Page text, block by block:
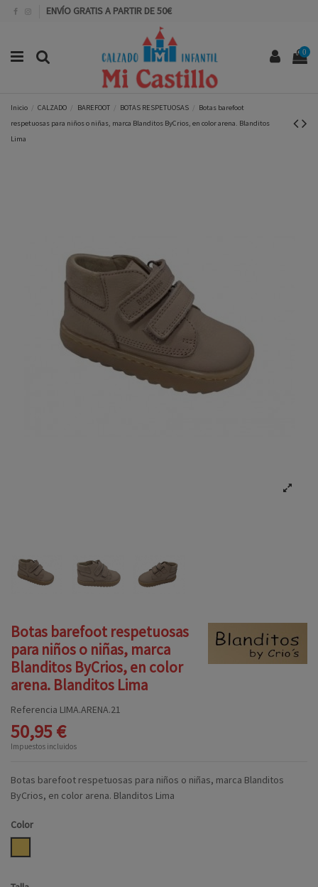
ENVÍO GRATIS A PARTIR DE 50€
0
Inicio CALZADO BAREFOOT BOTAS RESPETUOSAS
Botas barefoot
respetuosas para niños o niñas, marca Blanditos ByCrios, en color arena. Blanditos
Lima
Botas barefoot respetuosas
para niños o niñas, marca
Blanditos ByCrios, en color
arena. Blanditos Lima
Referencia LIMA.ARENA.21
50,95 €
Impuestos incluidos
Botas barefoot respetuosas para niños o niñas, marca Blanditos
ByCrios, en color arena. Blanditos Lima
Color